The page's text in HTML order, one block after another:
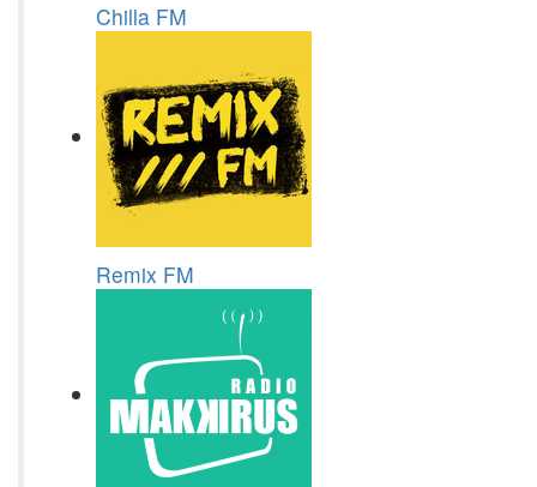
Chilla FM
Remix FM